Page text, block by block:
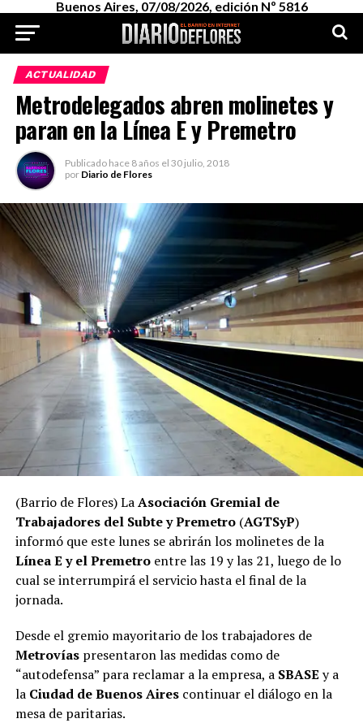
Buenos Aires, 07/08/2026, edición Nº 5816
ACTUALIDAD
Metrodelegados abren molinetes y
paran en la Línea E y Premetro
Publicado hace 8 años el 30 julio, 2018
por Diario de Flores
(Barrio de Flores) LaAsociación Gremial de
Trabajadores del Subte y Premetro(AGTSyP)
informó que este lunes se abrirán los molinetes de la
Línea E y el Premetroentre las 19 y las 21, luego de lo
cual se interrumpirá el servicio hasta el final de la
jornada.
Desde el gremio mayoritario de los trabajadores de
Metrovíaspresentaron las medidas como de
“autodefensa” para reclamar a la empresa, a SBASE y a
la Ciudad de Buenos Airescontinuar el diálogo en la
mesa de paritarias.